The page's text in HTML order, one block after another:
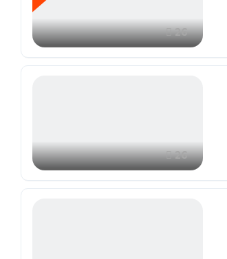
26
26